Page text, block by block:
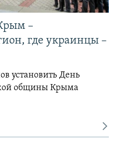
–
где украинцы –
установить День
общины Крыма